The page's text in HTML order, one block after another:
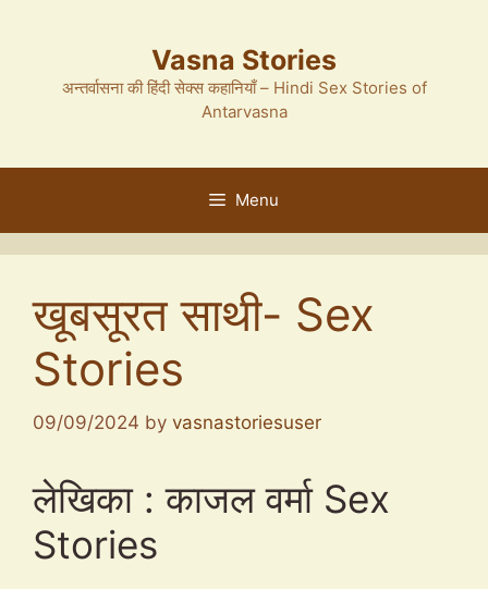
Vasna Stories
अन्तर्वासना की हिंदी सेक्स कहानियाँ – Hindi Sex Stories of
Antarvasna
Menu
खूबसूरत साथी- Sex
Stories
09/09/2024 by vasnastoriesuser
लेखिका : काजल वर्मा Sex
Stories